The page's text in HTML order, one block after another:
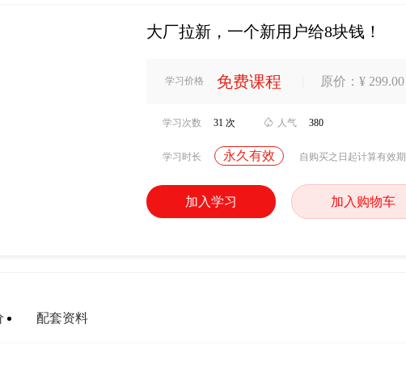
大厂拉新，一个新用户给8块钱！
学习价格 免费课程 原价：¥ 299.00
学习次数 31 次  人气 380
学习时长 永久有效 自购买之日起计算有效期
加入学习 加入购物车
配套资料